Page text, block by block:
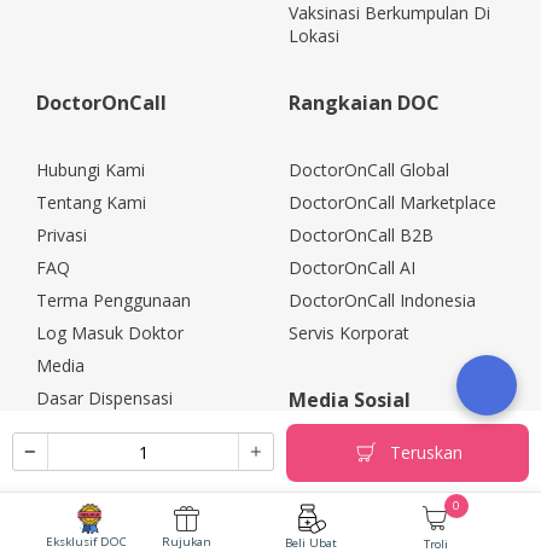
Eksklusif DOC Rujukan Beli Ubat
0
Troli
Teruskan
Vaksinasi Berkumpulan Di
Lokasi
DoctorOnCall
Hubungi Kami
Tentang Kami
Privasi
FAQ
Terma Penggunaan
Log Masuk Doktor
Media
Dasar Dispensasi
Kerjaya
Rakan Kongsi Korporat
Polisi Pemulangan
Rangkaian DOC
DoctorOnCall Global
DoctorOnCall Marketplace
DoctorOnCall B2B
DoctorOnCall AI
DoctorOnCall Indonesia
Servis Korporat
Media Sosial